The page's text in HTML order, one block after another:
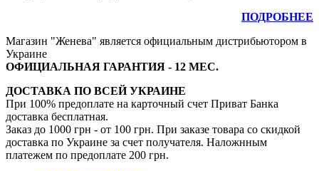
ПОДРОБНЕЕ
Магазин "Женева" является официальным дистрибьютором в
Украине
ОФИЦИАЛЬНАЯ ГАРАНТИЯ - 12 МЕС.
ДОСТАВКА ПО ВСЕЙ УКРАИНЕ
При 100% предоплате на карточный счет Приват Банка
доставка бесплатная.
Заказ до 1000 грн - от 100 грн. При заказе товара со скидкой
доставка по Украине за счет получателя. Наложнным
платежем по предоплате 200 грн.